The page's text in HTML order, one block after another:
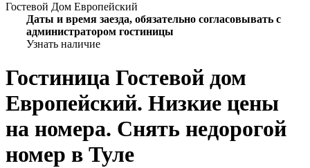
Гостевой Дом Европейский
Даты и время заезда, обязательно согласовывать с
администратором гостиницы
Узнать наличие
Гостиница Гостевой дом
Европейский. Низкие цены
на номера. Снять недорогой
номер в Туле